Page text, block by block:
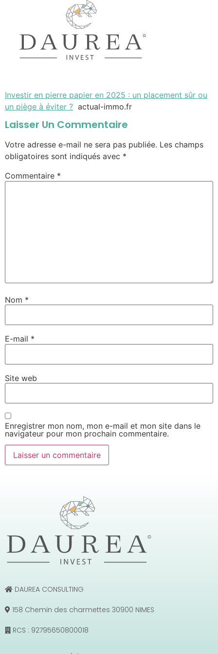
Investir en pierre papier en 2025 : un placement sûr ou
un piège à éviter ? actual-immo.fr
Laisser Un Commentaire
Votre adresse e-mail ne sera pas publiée. Les champs
obligatoires sont indiqués avec *
Commentaire *
Nom *
E-mail *
Site web
Enregistrer mon nom, mon e-mail et mon site dans le
navigateur pour mon prochain commentaire.
DAUREA CONSULTING
158 Chemin des charmettes 30900 NIMES
RCS : 92795650800018